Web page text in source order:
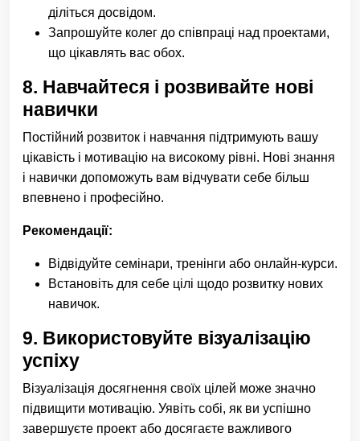
діліться досвідом.
Запрошуйте колег до співпраці над проектами,
що цікавлять вас обох.
8. Навчайтеся і розвивайте нові
навички
Постійний розвиток і навчання підтримують вашу
цікавість і мотивацію на високому рівні. Нові знання
і навички допоможуть вам відчувати себе більш
впевнено і професійно.
Рекомендації:
Відвідуйте семінари, тренінги або онлайн-курси.
Встановіть для себе цілі щодо розвитку нових
навичок.
9. Використовуйте візуалізацію
успіху
Візуалізація досягнення своїх цілей може значно
підвищити мотивацію. Уявіть собі, як ви успішно
завершуєте проект або досягаєте важливого